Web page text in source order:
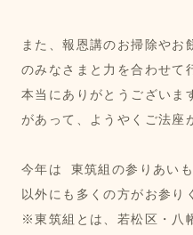
また、報恩講のお掃除やお
のみなさまと力を合わせて
本当にありがとうございま
があって、ようやくご法座
今年は 東筑組の参りあい
以外にも多くの方がお参り
※東筑組とは、若松区・八